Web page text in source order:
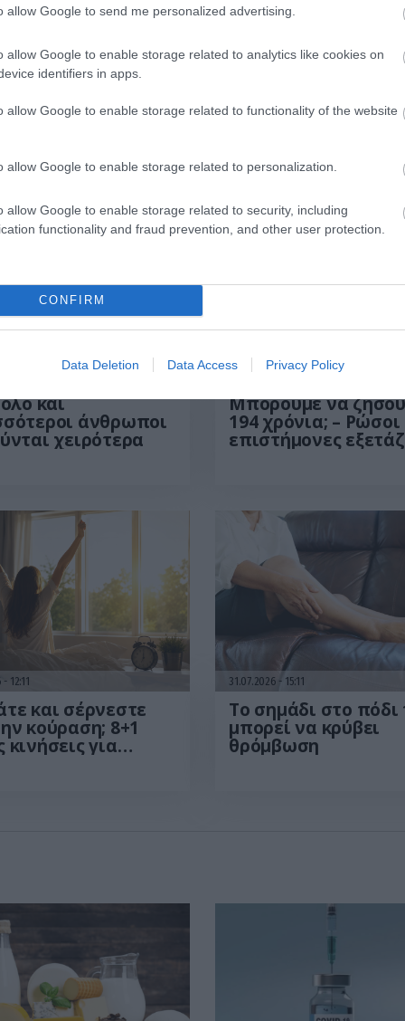
allow Google to send me personalized advertising.
allow Google to enable storage related to analytics like cookies on
identifiers in apps.
allow Google to enable storage related to functionality of the website
allow Google to enable storage related to personalization.
allow Google to enable storage related to security, including
functionality and fraud prevention, and other user protection.
CONFIRM
Data Deletion Data Access Privacy Policy
από τις
για
Επιστήμονες
και
άνθρωποι
χειρότερα
06.08.2026 21:06
Μπορούμε να
194 χρόνια; – Ρώσοι
επιστήμονες
12:11
και σέρνεστε
κούραση; 8+1
κινήσεις για
31.07.2026 15:11
Το σημάδι στο
μπορεί να κρύβει
θρόμβωση